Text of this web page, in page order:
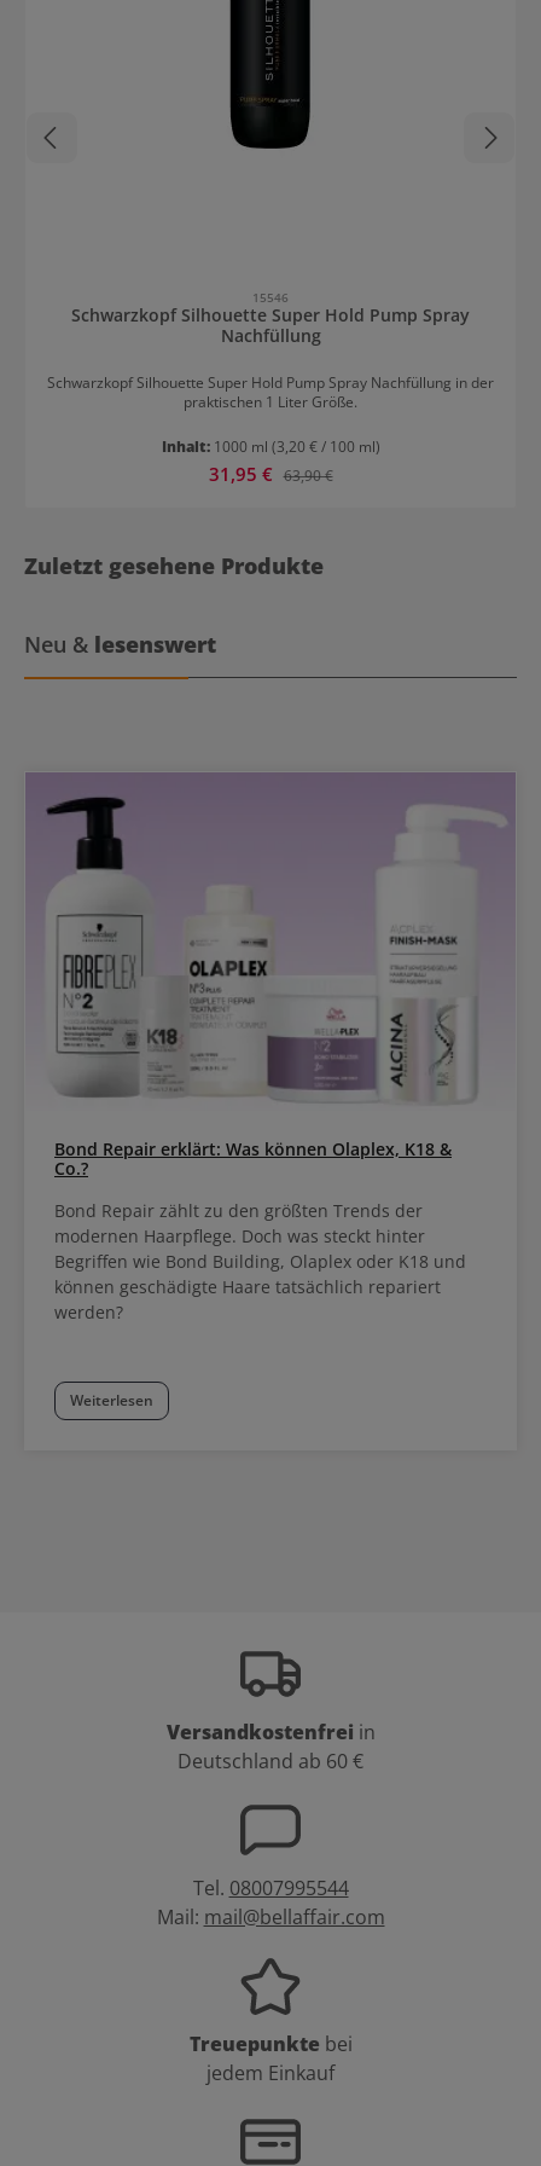
15546
Schwarzkopf Silhouette Super Hold Pump Spray
Nachfüllung
Schwarzkopf Silhouette Super Hold Pump Spray Nachfüllung in der
praktischen 1 Liter Größe.
Inhalt: 1000 ml (3,20 € / 100 ml)
Verkaufspreis:
31,95 € Regulärer Preis:
63,90 €
Zuletzt gesehene Produkte
Neu & lesenswert
Bond Repair erklärt: Was können Olaplex, K18 &
Co.?
Bond Repair zählt zu den größten Trends der
modernen Haarpflege. Doch was steckt hinter
Begriffen wie Bond Building, Olaplex oder K18 und
können geschädigte Haare tatsächlich repariert
werden?
Weiterlesen
Versandkostenfrei in
Deutschland ab 60 €
Tel. 08007995544
Mail: mail@bellaffair.com
Treuepunkte bei
jedem Einkauf